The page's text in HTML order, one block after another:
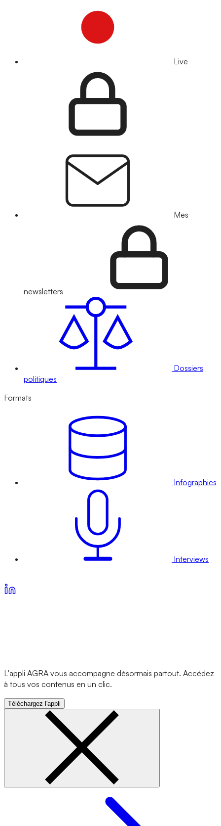
Live
Mes
newsletters
Dossiers
politiques
Formats
Infographies
Interviews
L'appli AGRA vous accompagne désormais partout. Accédez
à tous vos contenus en un clic.
Téléchargez l'appli